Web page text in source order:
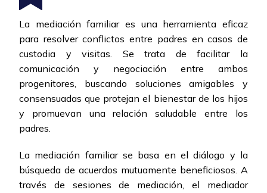
La mediación familiar es una herramienta eficaz
para resolver conflictos entre padres en casos de
custodia y visitas. Se trata de facilitar la
comunicación y negociación entre ambos
progenitores, buscando soluciones amigables y
consensuadas que protejan el bienestar de los hijos
y promuevan una relación saludable entre los
padres.
La mediación familiar se basa en el diálogo y la
búsqueda de acuerdos mutuamente beneficiosos. A
través de sesiones de mediación, el mediador